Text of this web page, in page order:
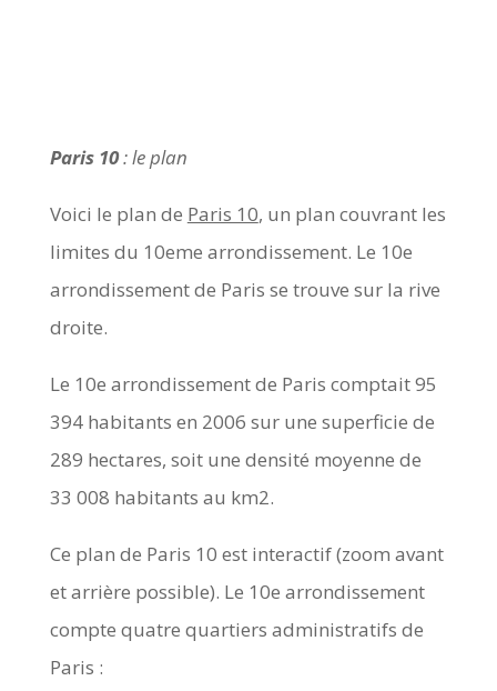
Paris 10: le plan
Voici le plan de Paris 10, un plan couvrant les
limites du 10eme arrondissement. Le 10e
arrondissement de Paris se trouve sur la rive
droite.
Le 10e arrondissement de Paris comptait 95
394 habitants en 2006 sur une superficie de
289 hectares, soit une densité moyenne de
33 008 habitants au km2.
Ce plan de Paris 10 est interactif (zoom avant
et arrière possible). Le 10e arrondissement
compte quatre quartiers administratifs de
Paris :